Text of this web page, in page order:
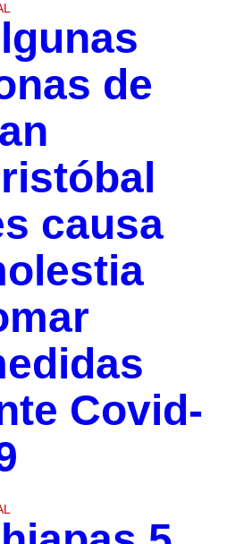
de
causa
Covid-